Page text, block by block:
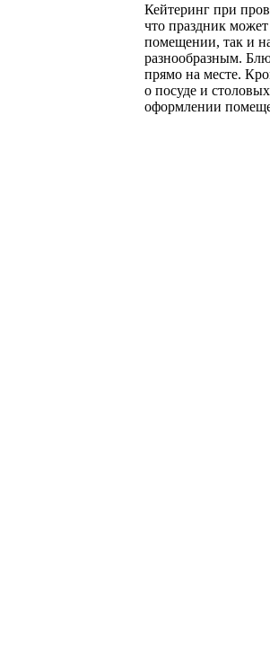
Кейтеринг при
что праздник
помещении, так и
разнообразным.
прямо на месте.
о посуде и
оформлении